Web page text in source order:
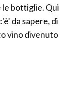
le bottiglie. Qui
da sapere, di
vino divenuto